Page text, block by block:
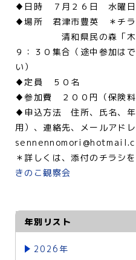
♦日時 ７月２６日 水曜
♦場所 君津市豊英 ＊チラ
清和県民の森「木の
９：３０集合（途中参加は
い）
♦定員 ５０名
♦参加費 ２００円（保険料
♦申込方法 住所、氏名、年
用）、連絡先、メールアド
＊詳しくは、添付のチラシ
きのこ観察会
年別リスト
2026年